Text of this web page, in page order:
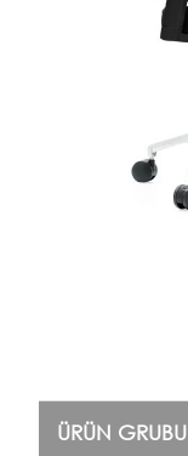
ÜRÜN GRUBU